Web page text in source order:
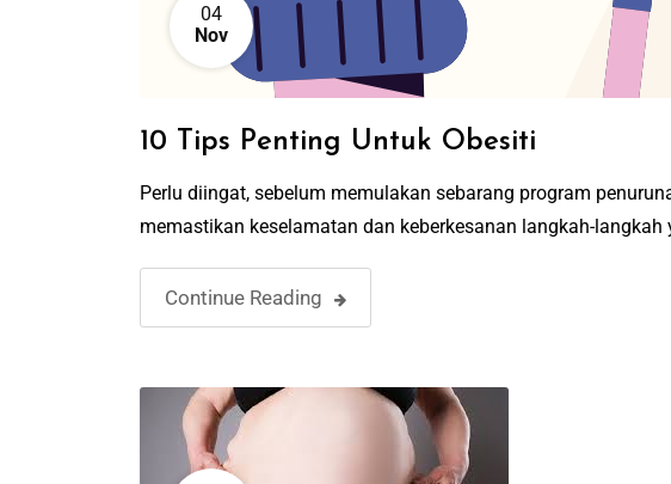
04
Nov
10 Tips Penting Untuk Obesiti
Perlu diingat, sebelum memulakan sebarang program
memastikan keselamatan dan keberkesanan langkah-langkah
Continue Reading